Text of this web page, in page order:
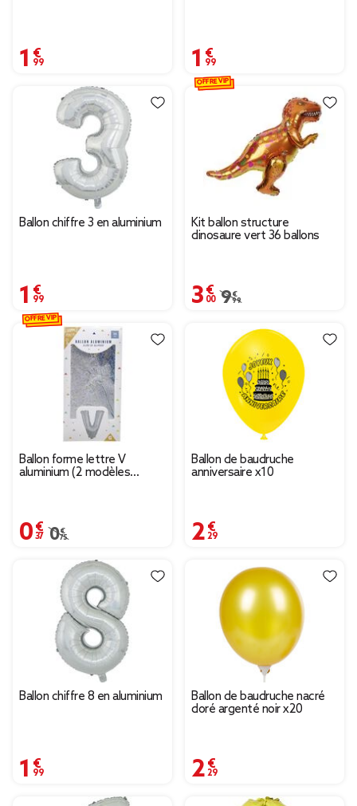
1,99 € 1,99 €
Ballon chiffre 3 en aluminium
1,99 €
Kit ballon structure
dinosaure vert 36 ballons
3,00 €
Prix remisé de 9,99 € à
9,99 €
OFFRE VIP
Ballon forme lettre V
aluminium (2 modèles
0,37 €
Prix remisé de 0,75 € à 0,37 €
0,75 €
OFFRE VIP
Ballon de baudruche
anniversaire x10
2,29 €
Ballon chiffre 8 en aluminium
1,99 €
Ballon de baudruche nacré
doré argenté noir x20
2,29 €